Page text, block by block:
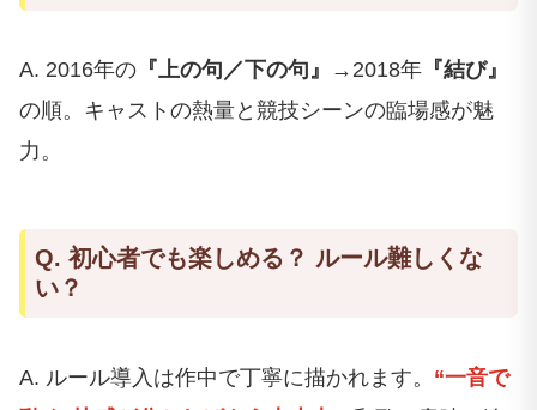
A. 2016年の 『上の句／下の句』 →2018年 『結び』
の順。キャストの熱量と競技シーンの臨場感が魅
力。
Q. 初心者でも楽しめる？ ルール難しくな
い？
A. ルール導入は作中で丁寧に描かれます。 “一音で